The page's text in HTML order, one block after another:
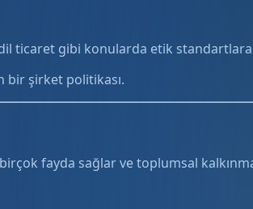
ticaret gibi konularda etik
bir şirket politikası.
fayda sağlar ve toplumsal